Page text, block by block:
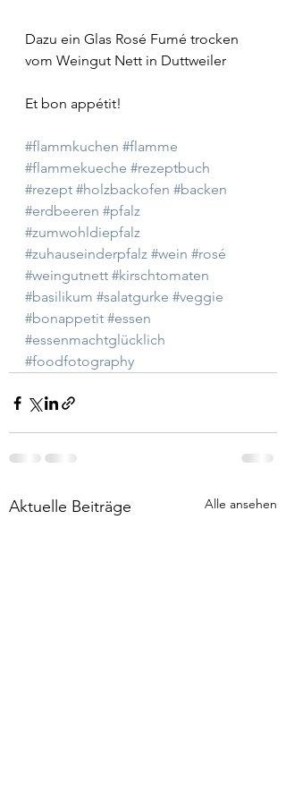
Dazu ein Glas Rosé Fumé trocken
vom Weingut Nett in Duttweiler
Et bon appétit!
#flammkuchen #flamme
#flammekueche #rezeptbuch
#rezept #holzbackofen #backen
#erdbeeren #pfalz
#zumwohldiepfalz
#zuhauseinderpfalz #wein #rosé
#weingutnett #kirschtomaten
#basilikum #salatgurke #veggie
#bonappetit #essen
#essenmachtglücklich
#foodfotography
Aktuelle Beiträge Alle ansehen